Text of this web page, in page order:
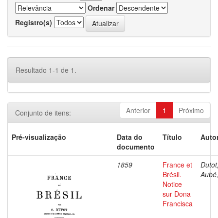
Ordenar
Registro(s)
Resultado 1-1 de 1.
Anterior 1 Próximo
Conjunto de itens:
Pré-visualização
Data do
documento
Título
1859
France et
Brésil.
Notice
sur Dona
Francisca